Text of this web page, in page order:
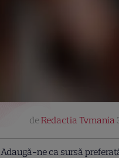
Adaugă-ne ca sursă
deRedactia Tvmania